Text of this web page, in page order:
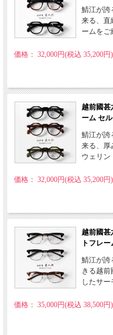
鯖江が誇
来る、直
ームをご
価格： 32,000円(税込 35,200円)
越前國甚
ーム セ
鯖江が誇
来る、厚
ウェリン
価格： 32,000円(税込 35,200円)
越前國甚
トフレ
鯖江が誇
きる越
したサー
価格： 35,000円(税込 38,500円)